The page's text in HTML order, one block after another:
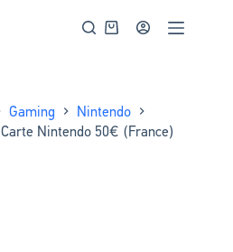
Gaming
Nintendo
Carte Nintendo 50€ (France)